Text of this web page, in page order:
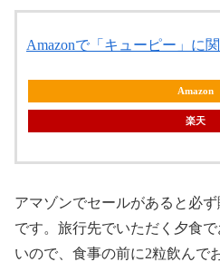
Amazonで「キューピー」に
Amazon
楽天
アマゾンでセールがあると必
です。旅行先でいただく夕食
いので、食事の前に2粒飲んで